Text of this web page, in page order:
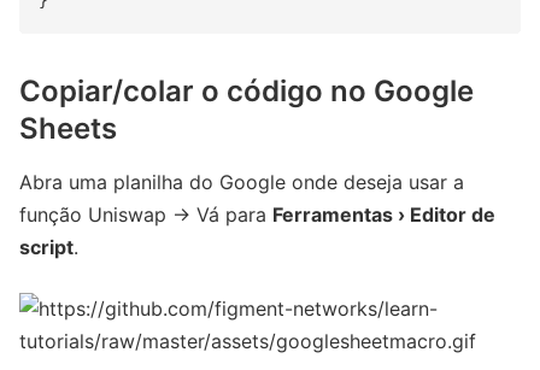
Copiar/colar o código no Google
Sheets
Abra uma planilha do Google onde deseja usar a
função Uniswap -> Vá para Ferramentas › Editor de
script.